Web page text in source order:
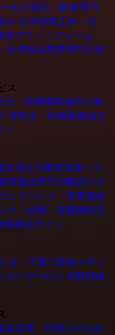
ルの宿泊・飲食専門
行 日本旅館工作 - 日
型プラットフォーム
台湾宿泊業界専門の就
ス
士・幼稚園教論向け転
保育士・幼稚園教論を
ト
向けの業務支援シス
育施設専門の職員マネ
ェブパック - 保育施設
ク！総研 - 保育園経営
発信サイト
る」子育て情報メディ
ターサービス KIDSNA
企業、外国人のため